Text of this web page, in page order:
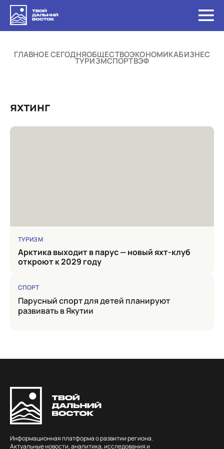
ГЛАВНОЕ СЕГОДНЯОБЩЕСТВОЭКОНОМИКАБИЗНЕС
ТУРИЗМСПОРТВЭФ
яхтинг
ТУРИЗМ
Арктика выходит в парус — новый яхт-клуб
откроют к 2029 году
СПОРТ
Парусный спорт для детей планируют
развивать в Якутии
Информационная платформа о развитии региона.
Актуальные новости, аналитика, исследования и